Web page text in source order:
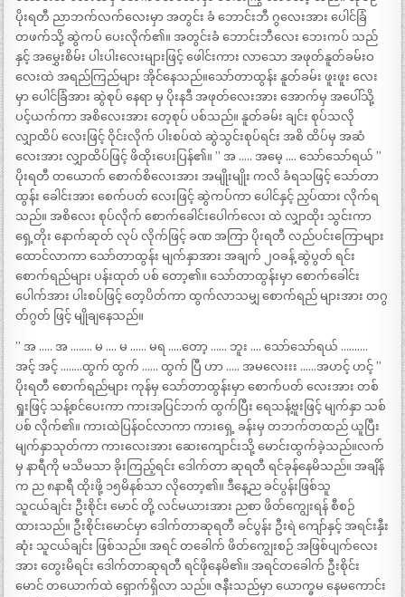
ပိုးရတီ ညာဘက်လက်လေးမှာ အတွင်း ခံ ဘောင်းဘီ ဂွလေးအား ပေါင်ခြံ
တဖက်သို့ ဆွဲကပ် ပေးလိုက်၏။ အတွင်းခံ ဘောင်းဘီလေး ဘေးကပ် သည်
နှင့် အမွှေးစိမ်း ပါးပါးလေးများဖြင့် ဖေါင်းကား လာသော အဖုတ်နူတ်ခမ်းဝ
လေးထဲ အရည်ကြည်များ အိုင်နေသည်။သော်တာထွန်း နူတ်ခမ်း ဖူးဖူး လေး
မှာ ပေါင်ခြံအား ဆွဲစုပ် နေရာ မှ ပိုးနဒီ အဖုတ်လေးအား အောက်မှ အပေါ်သို့
ပင့်ယက်ကာ အစိလေးအား တေ့စုပ် ပစ်သည်။ နူတ်ခမ်း ချင်း စုပ်သလို
လျှာထိပ် လေးဖြင့် ဝိုင်းလိုက် ပါးစပ်ထဲ ဆွဲသွင်းစုပ်ရင်း အစိ ထိပ်မှ အဆံ
လေးအား လျှာထိပ်ဖြင့် ဖိထိုးပေးပြန်၏။ ” အ ….. အမေ့ …. သော်သော်ရယ် ”
ပိုးရတီ တယောက် စောက်စိလေးအား အမျိုးမျိုး ကလိ ခံရသဖြင့် သော်တာ
ထွန်း ခေါင်းအား စေက်ပတ် လေးဖြင့် ဆွဲကပ်ကာ ပေါင်နှင့် ညှပ်ထား လိုက်ရ
သည်။ အစိလေး စုပ်လိုက် စောက်ခေါင်းပေါက်လေး ထဲ လျှာထိုး သွင်းကာ
ရှေ့တိုး နောက်ဆုတ် လုပ် လိုက်ဖြင့် ခဏ အကြာ ပိုးရတီ လည်ပင်းကြောများ
ထောင်လာကာ သော်တာထွန်း မျက်နှာအား အချက် ၂ဝခန့် ဆွဲပွတ် ရင်း
စောက်ရည်များ ပန်းထုတ် ပစ် တော့၏။ သော်တာထွန်းမှာ စောက်ခေါင်း
ပေါက်အား ပါးစပ်ဖြင့် တေ့ပိတ်ကာ ထွက်လာသမျှ စောက်ရည် များအား တဂွ
တ်ဂွတ် ဖြင့် မျိုချနေသည်။
” အ ….. အ …….. မ …. မ …… မရ …..တော့ …… ဘူး …. သော်သော်ရယ် ……….
အင့် အင့် ……..ထွက် ထွက် …… ထွက် ပြီ ဟာ ….. အမလေးးး ……အဟင့် ဟင့် ”
ပိုးရတီ စောက်ရည်များ ကုန်မှ သော်တာထွန်းမှာ စောက်ပတ် လေးအား တစ်
ရှုးဖြင့် သန့်စင်ပေးကာ ကားအပြင်ဘက် ထွက်ပြီး ရေသန့်ဗူးဖြင့် မျက်နှာ သစ်
ပစ် လိုက်၏။ ကားထဲပြန်ဝင်လာကာ ကားရှေ့ ခန်းမှ တဘက်တထည် ယူပြီး
မျက်နှာသုတ်ကာ ကားလေးအား ဆေးကျောင်းသို့ မောင်းထွက်ခဲ့သည်။လက်
မှ နာရီကို မသိမသာ ခိုးကြည့်ရင်း ဒေါက်တာ ဆုရတီ ရင်ခုန်နေမိသည်။ အချိန်
က ည ၈နာရီ ထိုးဖို့ ၁၅မိနစ်သာ လိုတော့၏။ ဒီနေ့ည ခင်ပွန်းဖြစ်သူ
သူငယ်ချင်း ဦးစိုင်း မောင် တို့ လင်မယားအား ညစာ ဖိတ်ကျွေးရန် စီစဉ်
ထားသည်။ ဦးစိုင်းမောင်မှာ ဒေါက်တာဆုရတီ ခင်ပွန်း ဦးရဲ ကျော်နှင့် အရင်းနှီး
ဆုံး သူငယ်ချင်း ဖြစ်သည်။ အရင် တခေါက် ဖိတ်ကျွေးစဉ် အဖြစ်ပျက်လေး
အား တွေးမိရင်း ဒေါက်တာဆုရတီ ရင်ဖိုနေမိ၏။ အရင်တခေါက် ဦးစိုင်း
မောင် တယောက်ထဲ ရှောက်ရှိလာ သည်။ ဇနီးသည်မှာ ယောက္ခမ နေမကောင်း